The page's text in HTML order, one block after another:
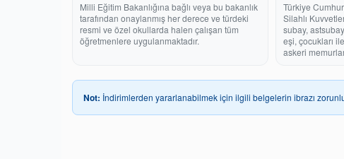
Milli Eğitim Bakanlığına bağlı veya bu bakanlık
tarafından onaylanmış her derece ve türdeki
resmi ve özel okullarda halen çalışan tüm
öğretmenlere uygulanmaktadır.
Türkiye
Silahlı
subay,
eşi, çocukları
askeri
Not: İndirimlerden yararlanabilmek için ilgili belgelerin ibrazı